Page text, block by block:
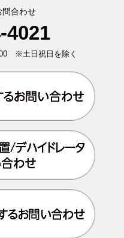
問合わせ
4021
※土日祝日を除く